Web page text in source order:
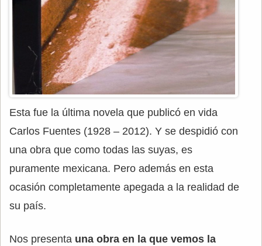
Esta fue la última novela que publicó en vida
Carlos Fuentes (1928 – 2012). Y se despidió con
una obra que como todas las suyas, es
puramente mexicana. Pero además en esta
ocasión completamente apegada a la realidad de
su país.
Nos presenta una obra en la que vemos la